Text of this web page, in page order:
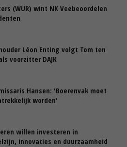
(WUR) wint NK Veebeoordelen
Léon Enting volgt Tom ten
voorzitter DAJK
Hansen: 'Boerenvak moet
worden'
willen investeren in
innovaties en duurzaamheid